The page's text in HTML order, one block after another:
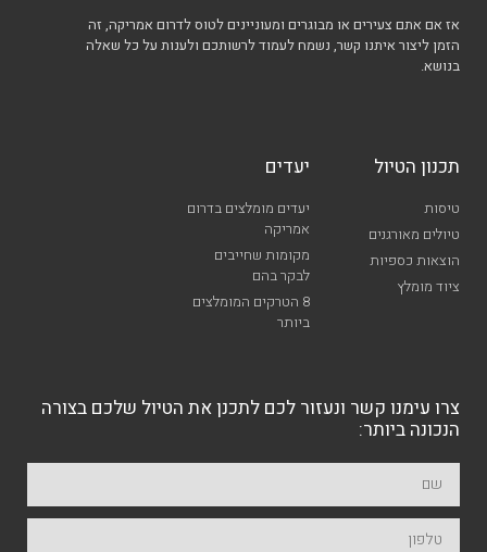
אז אם אתם צעירים או מבוגרים ומעוניינים לטוס לדרום אמריקה, זה
הזמן ליצור איתנו קשר, נשמח לעמוד לרשותכם ולענות על כל שאלה
בנושא.
תכנון הטיול
טיסות
טיולים מאורגנים
הוצאות כספיות
ציוד מומלץ
יעדים
יעדים מומלצים בדרום
אמריקה
מקומות שחייבים
לבקר בהם
8 הטרקים המומלצים
ביותר
צרו עימנו קשר ונעזור לכם לתכנן את הטיול שלכם בצורה
הנכונה ביותר: